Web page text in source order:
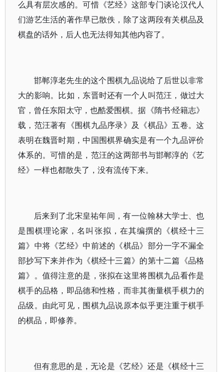
么具有层次感的。可惜《艺经》这部专门谈论汉代人
们游艺生活的著作早已散佚，除了这两段有关棋品及
棋盘的话外，后人也无法得知其他内容了。
邯郸淳老先生的这个围棋九品说给了后世以非常
大的影响。比如，东晋时还有一个人叫范汪，做过大
官，曾任东阳太守，也酷爱围棋。据《隋书·经籍志》
载，范汪著有《围棋九品序录》及《棋品》五卷。这
表明在魏晋时期，中国围棋界确实是有一个九品评价
体系的。可惜的是，范汪的这两部书与邯郸淳的《艺
经》一样也都散失了，没有流传下来。
后来到了北宋皇祐年间，有一位翰林大学士、也
是围棋理论家，名叫张拟，在其编撰的《棋经十三
篇》中将《艺经》中前述的《棋品》部分一字不漏全
部抄写下来并作为《棋经十三篇》的第十二篇《品格
篇》。值得注意的是，张拟在这里将围棋九品看作是
棋手的品格，即品德和性格，而非其衡量棋手棋力的
品级。由此可见，围棋九品说原本似乎更注重于棋手
的棋品，即修养。
但有意思的是，无论是《艺经》还是《棋经十三